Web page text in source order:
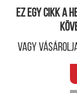
Ez egy cikk a
Vagy